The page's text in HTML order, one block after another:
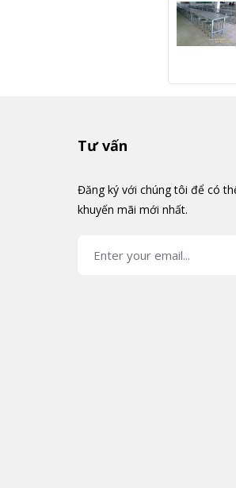
Tư vấn
Đăng ký với chúng tôi để có
khuyến mãi mới nhất.